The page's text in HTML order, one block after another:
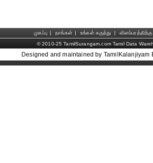
முகப்பு | நாங்கள் | உங்கள் கருத்து | விளம்பரத்திற்கு
© 2010-25 TamilSurangam.com Tamil Data
Designed and maintained by TamilKalanjiyam